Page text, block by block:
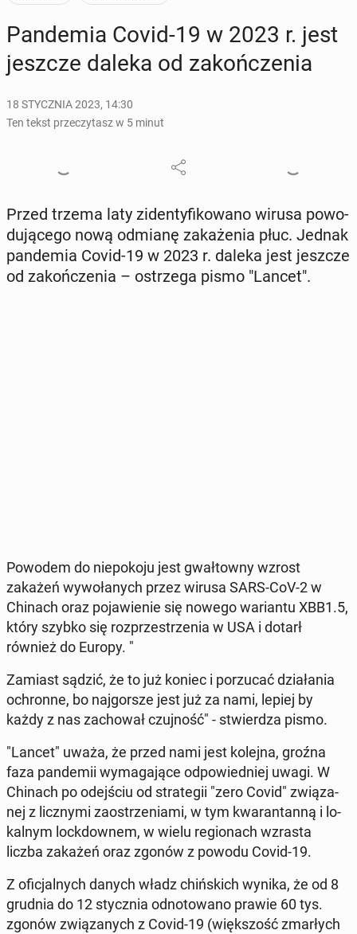
Pan­de­mia Covid-19 w 2023 r. jest
jeszcze daleka od za­koń­cze­nia
18 STYCZNIA 2023, 14:30
Ten tekst przeczytasz w 5 minut
Przed trzema laty zi­den­ty­fi­ko­wa­no wirusa po­wo­
du­ją­ce­go nową odmianę za­ka­że­nia płuc. Jednak
pan­de­mia Covid-19 w 2023 r. daleka jest jeszcze
od za­koń­cze­nia – ostrze­ga pismo "Lancet".
Powodem do nie­po­ko­ju jest gwał­tow­ny wzrost
zakażeń wy­wo­ła­nych przez wirusa SARS-CoV-2 w
Chinach oraz po­ja­wie­nie się nowego wa­rian­tu XBB1.5,
który szybko się roz­prze­strze­nia w USA i dotarł
również do Europy. "
Zamiast sądzić, że to już koniec i po­rzu­cać dzia­ła­nia
ochron­ne, bo naj­gor­sze jest już za nami, lepiej by
każdy z nas za­cho­wał czuj­ność" - stwier­dza pismo.
"Lancet" uważa, że przed nami jest kolejna, groźna
faza pan­de­mii wy­ma­ga­ją­ce od­po­wied­niej uwagi. W
Chinach po odej­ściu od stra­te­gii "zero Covid" zwią­za­
nej z licz­ny­mi za­ostrze­nia­mi, w tym kwa­ran­tan­ną i lo­
kal­nym lock­dow­nem, w wielu re­gio­nach wzrasta
liczba zakażeń oraz zgonów z powodu Covid-19.
Z ofi­cjal­nych danych władz chiń­skich wynika, że od 8
grudnia do 12 stycz­nia od­no­to­wa­no prawie 60 tys.
zgonów zwią­za­nych z Covid-19 (więk­szość zmar­łych